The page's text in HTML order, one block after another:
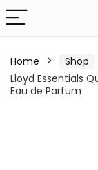
Home Shop
Lloyd Essentials
Eau de Parfum